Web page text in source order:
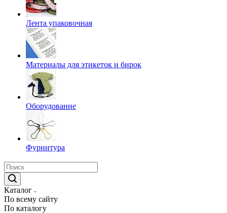
Лента упаковочная
Материалы для этикеток и бирок
Оборудование
Фурнитура
Каталог
По всему сайту
По каталогу